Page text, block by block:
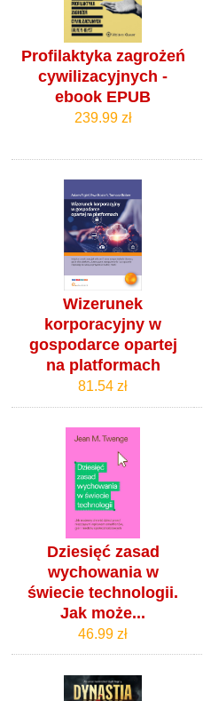
Profilaktyka zagrożeń
cywilizacyjnych -
ebook EPUB
239.99 zł
Wizerunek
korporacyjny w
gospodarce opartej
na platformach
81.54 zł
Dziesięć zasad
wychowania w
świecie technologii.
Jak może...
46.99 zł